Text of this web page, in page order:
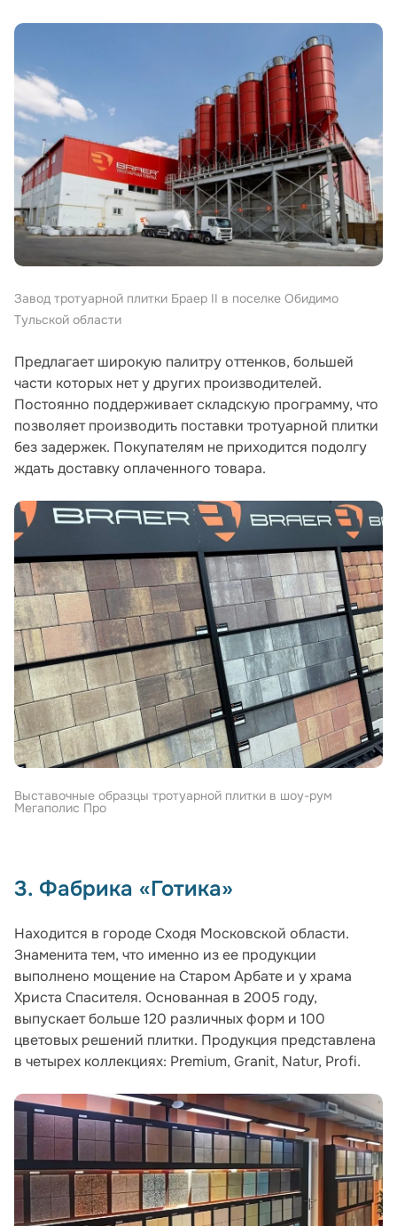
Завод тротуарной плитки Браер II в поселке Обидимо
Тульской области
Предлагает широкую палитру оттенков, большей
части которых нет у других производителей.
Постоянно поддерживает складскую программу, что
позволяет производить поставки тротуарной плитки
без задержек. Покупателям не приходится подолгу
ждать доставку оплаченного товара.
Выставочные образцы тротуарной плитки в шоу-рум
Мегаполис Про
3. Фабрика «Готика»
Находится в городе Сходя Московской области.
Знаменита тем, что именно из ее продукции
выполнено мощение на Старом Арбате и у храма
Христа Спасителя. Основанная в 2005 году,
выпускает больше 120 различных форм и 100
цветовых решений плитки. Продукция представлена
в четырех коллекциях: Premium, Granit, Natur, Profi.